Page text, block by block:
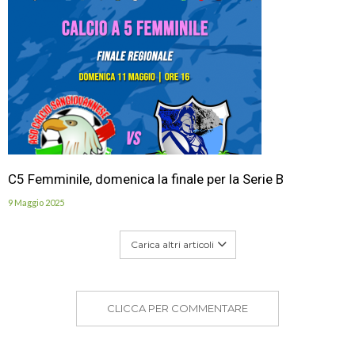
C5 Femminile, domenica la finale per la Serie B
9 Maggio 2025
Carica altri articoli
CLICCA PER COMMENTARE